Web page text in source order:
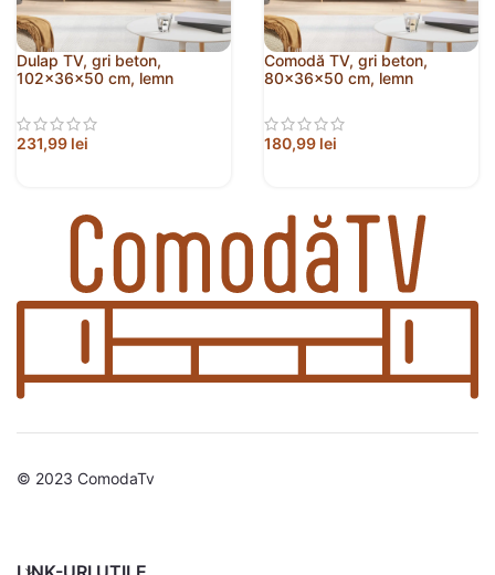
Dulap TV, gri beton,
102x36x50 cm, lemn
231,99 lei
Comodă TV, gri beton,
80x36x50 cm, lemn
180,99 lei
© 2023 ComodaTv